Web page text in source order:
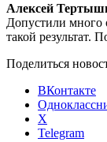
Алексей
Допустили много
такой результат.
Поделиться
ВКонтакте
X
Telegram